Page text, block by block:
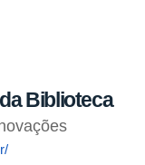
Biblioteca